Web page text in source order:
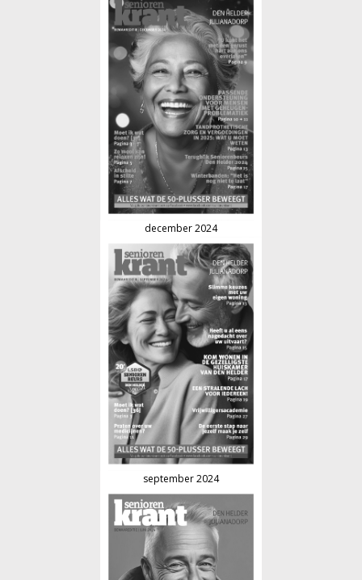
december 2024
september 2024